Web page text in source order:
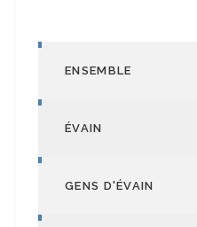
ENSEMBLE
ÉVAIN
GENS D'ÉVAIN